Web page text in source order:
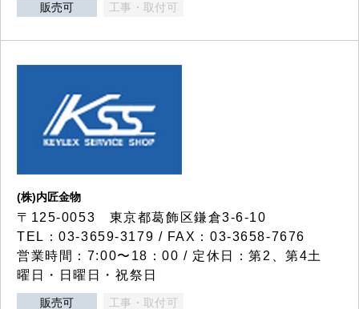
販売可 工事・取付可
(株)内匠金物
〒125-0053 東京都葛飾区鎌倉3-6-10
TEL：03-3659-3179 / FAX：03-3658-7676
営業時間：7:00〜18：00 / 定休日：第2、第4土
曜日・日曜日・祝祭日
販売可 工事・取付可